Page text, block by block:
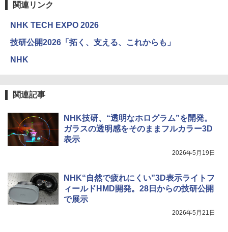
関連リンク
NHK TECH EXPO 2026
技研公開2026「拓く、支える、これからも」
NHK
関連記事
NHK技研、“透明なホログラム”を開発。
ガラスの透明感をそのままフルカラー3D
表示
2026年5月19日
NHK“自然で疲れにくい”3D表示ライトフ
ィールドHMD開発。28日からの技研公開
で展示
2026年5月21日